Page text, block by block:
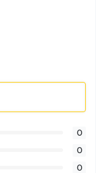
0
0
0